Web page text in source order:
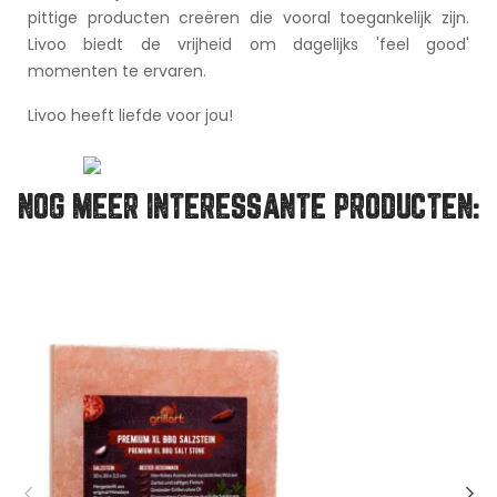
pittige producten creëren die vooral toegankelijk zijn.
Livoo biedt de vrijheid om dagelijks 'feel good'
momenten te ervaren.
Livoo heeft liefde voor jou!
NOG MEER INTERESSANTE PRODUCTEN: